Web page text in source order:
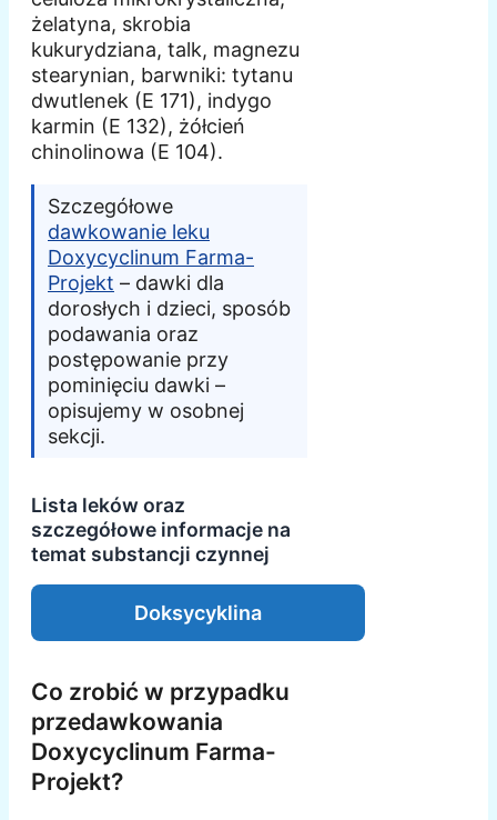
żelatyna, skrobia
kukurydziana, talk, magnezu
stearynian, barwniki: tytanu
dwutlenek (E 171), indygo
karmin (E 132), żółcień
chinolinowa (E 104).
Szczegółowe
dawkowanie leku
Doxycyclinum Farma-
Projekt – dawki dla
dorosłych i dzieci, sposób
podawania oraz
postępowanie przy
pominięciu dawki –
opisujemy w osobnej
sekcji.
Lista leków oraz
szczegółowe informacje na
temat substancji czynnej
Doksycyklina
Co zrobić w przypadku
przedawkowania
Doxycyclinum Farma-
Projekt?